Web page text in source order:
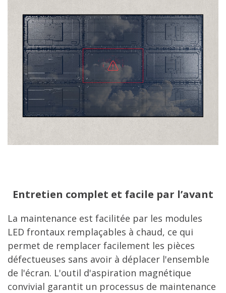
Entretien complet et facile par l’avant
La maintenance est facilitée par les modules
LED frontaux remplaçables à chaud, ce qui
permet de remplacer facilement les pièces
défectueuses sans avoir à déplacer l'ensemble
de l'écran. L'outil d'aspiration magnétique
convivial garantit un processus de maintenance